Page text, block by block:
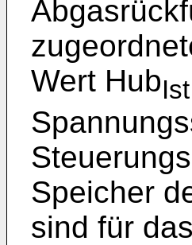
Wert HubIst
Speicher
sind für